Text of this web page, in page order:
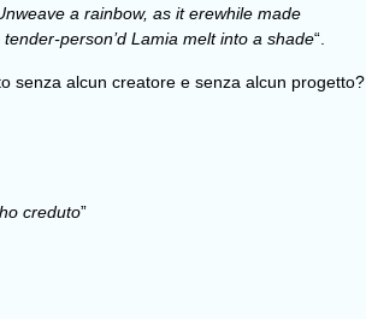
a rainbow, as it erewhile made
tender-person’d Lamia melt into a shade“.
senza alcun creatore e senza alcun progetto?
creduto”